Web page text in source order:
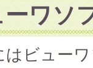
ワソ
ビュー